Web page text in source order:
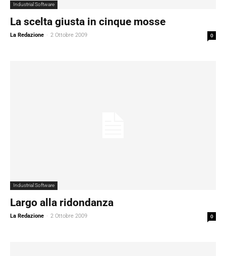
Industrial Software
La scelta giusta in cinque mosse
La Redazione - 2 Ottobre 2009 0
Industrial Software
Largo alla ridondanza
La Redazione - 2 Ottobre 2009 0